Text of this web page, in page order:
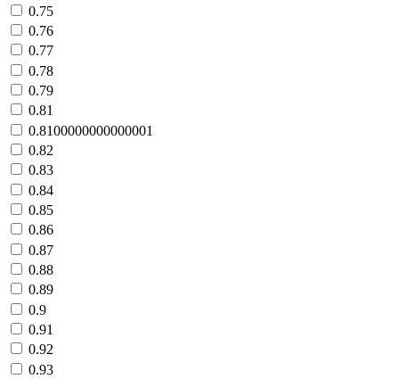
0.75
0.76
0.77
0.78
0.79
0.81
0.8100000000000001
0.82
0.83
0.84
0.85
0.86
0.87
0.88
0.89
0.9
0.91
0.92
0.93